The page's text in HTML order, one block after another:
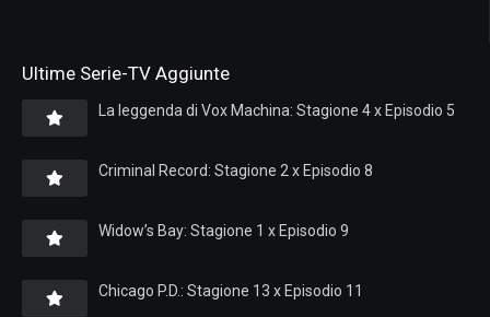
Ultime Serie-TV Aggiunte
La leggenda di Vox Machina: Stagione 4 x Episodio 5
Criminal Record: Stagione 2 x Episodio 8
Widow’s Bay: Stagione 1 x Episodio 9
Chicago P.D.: Stagione 13 x Episodio 11